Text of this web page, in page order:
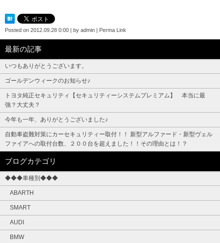
Posted on 2012.09.28 0:00 | by admin | Perma Link
最新の記事
いつもありがとうございます。
ゴールデンウィークのお知らせ♪
トヨタ純正セキュリティ【セキュリティーシステムプレミアム】 本当に最
強？大丈夫？
今年も一年、ありがとうございました♪
自動車盗難対策にカーセキュリティー取付！！ 新型アルファード・新型ヴェル
ファイアへの取付台数、２００台を超えました！！その理由とは！？
ブログカテゴリ
◆◆◆車種別◆◆◆
ABARTH
SMART
AUDI
BMW